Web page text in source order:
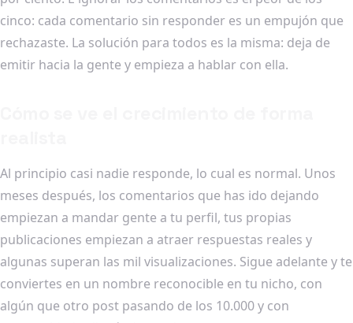
cinco: cada comentario sin responder es un empujón que
rechazaste. La solución para todos es la misma: deja de
emitir hacia la gente y empieza a hablar con ella.
Al principio casi nadie responde, lo cual es normal. Unos
meses después, los comentarios que has ido dejando
empiezan a mandar gente a tu perfil, tus propias
publicaciones empiezan a atraer respuestas reales y
algunas superan las mil visualizaciones. Sigue adelante y te
conviertes en un nombre reconocible en tu nicho, con
algún que otro post pasando de los 10.000 y con